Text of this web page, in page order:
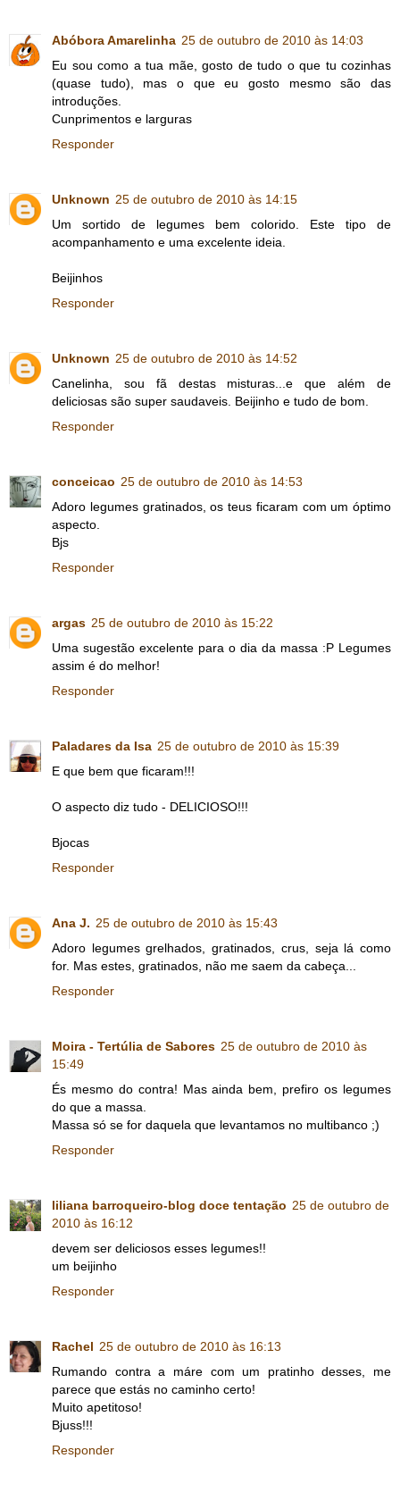
Abóbora Amarelinha 25 de outubro de 2010 às 14:03
Eu sou como a tua mãe, gosto de tudo o que tu cozinhas
(quase tudo), mas o que eu gosto mesmo são das
introduções.
Cunprimentos e larguras
Responder
Unknown 25 de outubro de 2010 às 14:15
Um sortido de legumes bem colorido. Este tipo de
acompanhamento e uma excelente ideia.
Beijinhos
Responder
Unknown 25 de outubro de 2010 às 14:52
Canelinha, sou fã destas misturas...e que além de
deliciosas são super saudaveis. Beijinho e tudo de bom.
Responder
conceicao 25 de outubro de 2010 às 14:53
Adoro legumes gratinados, os teus ficaram com um óptimo
aspecto.
Bjs
Responder
argas 25 de outubro de 2010 às 15:22
Uma sugestão excelente para o dia da massa :P Legumes
assim é do melhor!
Responder
Paladares da Isa 25 de outubro de 2010 às 15:39
E que bem que ficaram!!!
O aspecto diz tudo - DELICIOSO!!!
Bjocas
Responder
Ana J. 25 de outubro de 2010 às 15:43
Adoro legumes grelhados, gratinados, crus, seja lá como
for. Mas estes, gratinados, não me saem da cabeça...
Responder
Moira - Tertúlia de Sabores 25 de outubro de 2010 às
15:49
És mesmo do contra! Mas ainda bem, prefiro os legumes
do que a massa.
Massa só se for daquela que levantamos no multibanco ;)
Responder
liliana barroqueiro-blog doce tentação 25 de outubro de
2010 às 16:12
devem ser deliciosos esses legumes!!
um beijinho
Responder
Rachel 25 de outubro de 2010 às 16:13
Rumando contra a máre com um pratinho desses, me
parece que estás no caminho certo!
Muito apetitoso!
Bjuss!!!
Responder